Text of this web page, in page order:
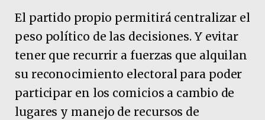
El partido propio permitirá centralizar el
peso político de las decisiones. Y evitar
tener que recurrir a fuerzas que alquilan
su reconocimiento electoral para poder
participar en los comicios a cambio de
lugares y manejo de recursos de